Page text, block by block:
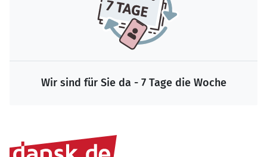
Wir sind für Sie da - 7 Tage die Woche